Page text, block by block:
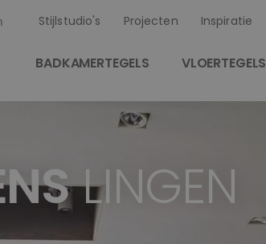
Stijlstudio's Projecten Inspiratie
BADKAMERTEGELS VLOERTEGELS
LINGEN